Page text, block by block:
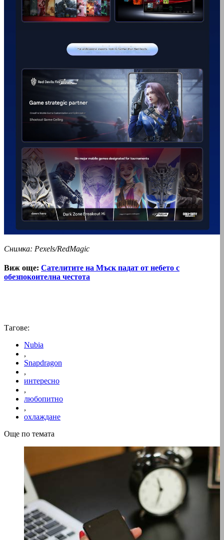
Снимка: Pexels/RedMagic
Виж още: Сателитите на Мъск падат от небето с
обезпокоителна честота
Тагове:
Nubia
,
Snapdragon
,
интересно
,
любопитно
,
охлаждане
Още по темата